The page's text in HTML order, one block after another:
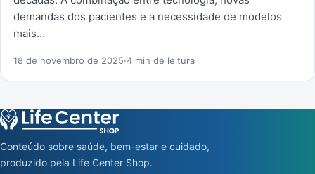
demandas dos pacientes e a necessidade de modelos
mais…
18 de novembro de 2025·4 min de leitura
Conteúdo sobre saúde, bem-estar e cuidado,
produzido pela Life Center Shop.